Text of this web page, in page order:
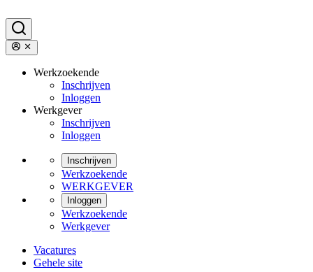
Werkzoekende
Inschrijven
Inloggen
Werkgever
Inschrijven
Inloggen
Inschrijven
Werkzoekende
WERKGEVER
Inloggen
Werkzoekende
Werkgever
Vacatures
Gehele site